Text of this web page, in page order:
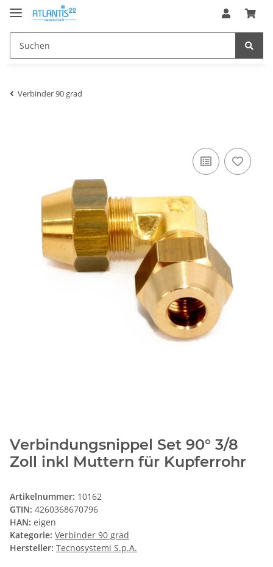
Verbinder 90 grad
Verbindungsnippel Set 90° 3/8
Zoll inkl Muttern für Kupferrohr
Artikelnummer: 10162
GTIN: 4260368670796
HAN: eigen
Kategorie: Verbinder 90 grad
Hersteller: Tecnosystemi S.p.A.